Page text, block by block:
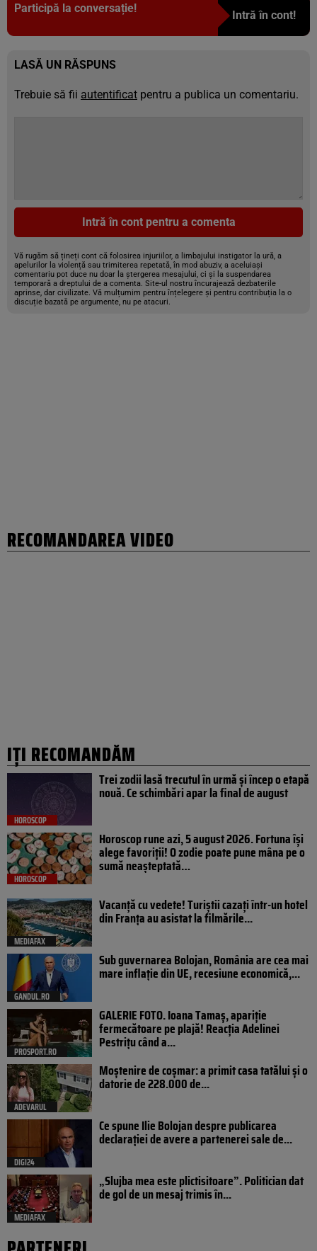
Participă la conversație!
Intră în cont!
LASĂ UN RĂSPUNS
Trebuie să fii autentificat pentru a publica un comentariu.
Intră în cont pentru a comenta
Vă rugăm să țineți cont că folosirea injuriilor, a limbajului instigator la ură, a
apelurilor la violență sau trimiterea repetată, în mod abuziv, a aceluiași
comentariu pot duce nu doar la ștergerea mesajului, ci și la suspendarea
temporară a dreptului de a comenta. Site-ul nostru încurajează dezbaterile
aprinse, dar civilizate. Vă mulțumim pentru înțelegere și pentru contribuția la o
discuție bazată pe argumente, nu pe atacuri.
RECOMANDAREA VIDEO
IȚI RECOMANDĂM
HOROSCOP
Trei zodii lasă trecutul în urmă și încep o etapă
nouă. Ce schimbări apar la final de august
HOROSCOP
Horoscop rune azi, 5 august 2026. Fortuna își
alege favoriții! O zodie poate pune mâna pe o
sumă neașteptată…
MEDIAFAX
Vacanță cu vedete! Turiștii cazați într-un hotel
din Franța au asistat la filmările...
GANDUL.RO
Sub guvernarea Bolojan, România are cea mai
mare inflație din UE, recesiune economică,...
PROSPORT.RO
GALERIE FOTO. Ioana Tamaş, apariție
fermecătoare pe plajă! Reacția Adelinei
Pestrițu când a...
ADEVARUL
Moștenire de coșmar: a primit casa tatălui și o
datorie de 228.000 de...
DIGI24
Ce spune Ilie Bolojan despre publicarea
declarației de avere a partenerei sale de...
MEDIAFAX
„Slujba mea este plictisitoare”. Politician dat
de gol de un mesaj trimis în...